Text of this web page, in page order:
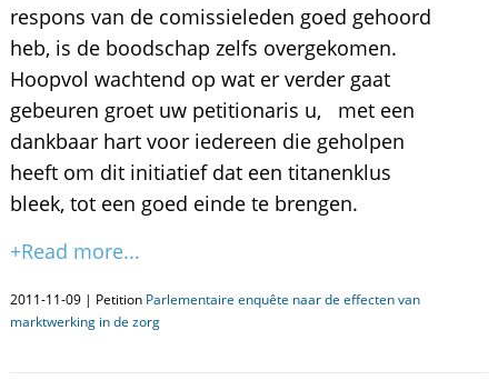
respons van de comissieleden goed gehoord
heb, is de boodschap zelfs overgekomen.
Hoopvol wachtend op wat er verder gaat
gebeuren groet uw petitionaris u, met een
dankbaar hart voor iedereen die geholpen
heeft om dit initiatief dat een titanenklus
bleek, tot een goed einde te brengen.
+Read more...
2011-11-09 | Petition Parlementaire enquête naar de effecten van
marktwerking in de zorg